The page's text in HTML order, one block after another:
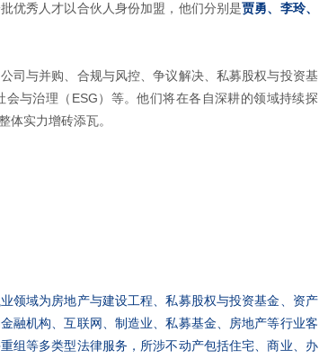
优秀人才以合伙人身份加盟，他们分别是贾勇、李玲、
司与并购、合规与风控、争议解决、私募股权与投资基
与治理（ESG）等。他们将在各自深耕的领域持续探
体实力增砖添瓦。
领域为房地产与建设工程、私募股权与投资基金、资产
融机构、互联网、制造业、私募基金、房地产等行业客
组等多类型法律服务，所涉不动产包括住宅、商业、办